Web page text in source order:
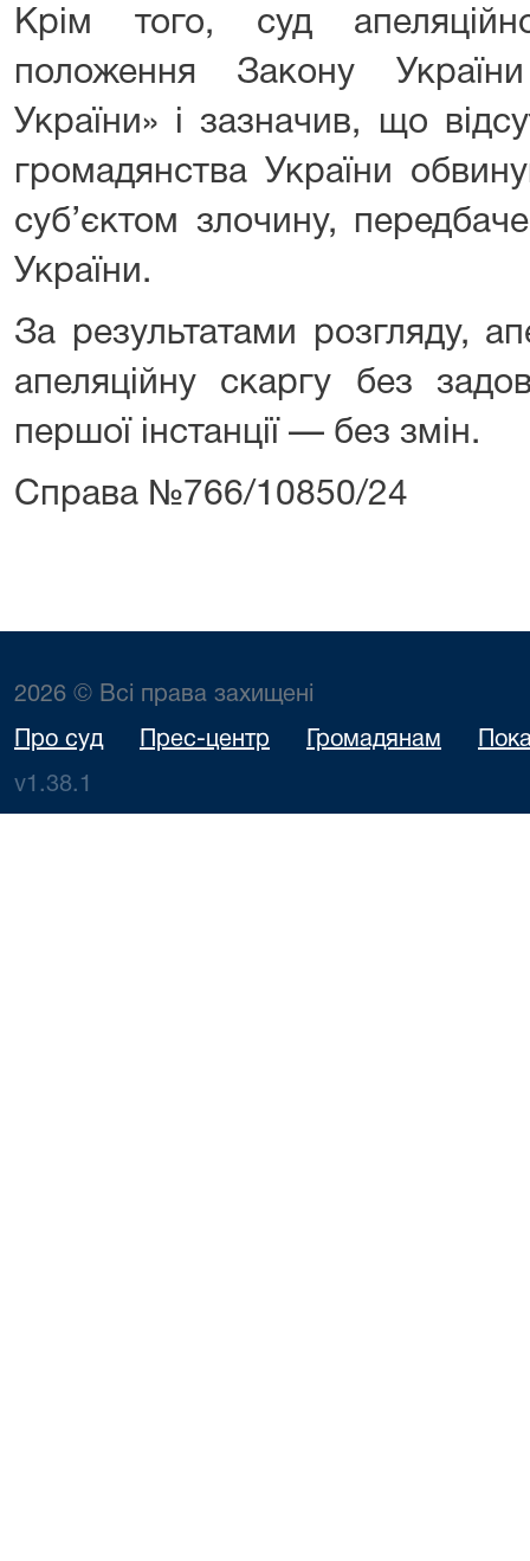
Крім того, суд
положення Закону
України» і зазначив, що
громадянства України
суб’єктом злочину,
України.
За результатами розгляду,
апеляційну скаргу без
першої інстанції — без змін.
Справа №766/10850/24
2026 © Всі права захищені
Про суд Прес-центр Громадянам
v1.38.1